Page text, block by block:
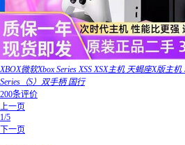
XBOX微软Xbox Series XSS XSX主机 天蝎座X版主
Series（S）双手柄 国行
200条评价
上一页
1/5
下一页